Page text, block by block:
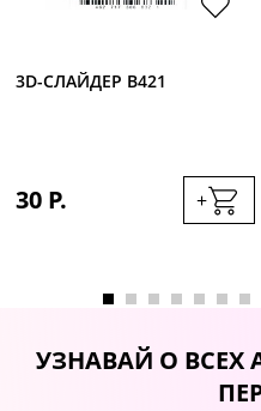
3D-CЛАЙДЕР B421
30 Р. +
УЗНАВАЙ О ВСЕХ